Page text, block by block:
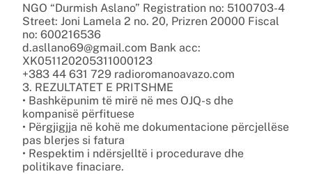
NGO “Durmish Aslano” Registration no: 5100703-4
Street: Joni Lamela 2 no. 20, Prizren 20000 Fiscal
no: 600216536
d.asllano69@gmail.com Bank acc:
XK051120205311000123
+383 44 631 729 radioromanoavazo.com
3. REZULTATET E PRITSHME
• Bashkëpunim të mirë në mes OJQ-s dhe
kompanisë përfituese
• Përgjigjja në kohë me dokumentacione përcjellëse
pas blerjes si fatura
• Respektim i ndërsjelltë i procedurave dhe
politikave finaciare.